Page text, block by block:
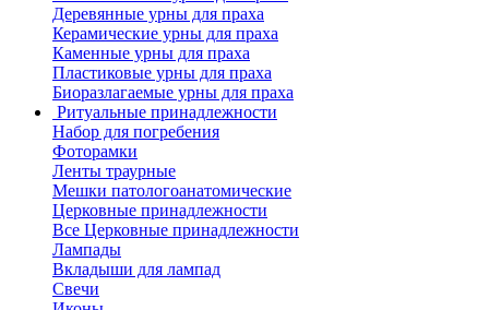
Деревянные урны для праха
Керамические урны для праха
Каменные урны для праха
Пластиковые урны для праха
Биоразлагаемые урны для праха
Ритуальные принадлежности
Набор для погребения
Фоторамки
Ленты траурные
Мешки патологоанатомические
Церковные принадлежности
Все Церковные принадлежности
Лампады
Вкладыши для лампад
Свечи